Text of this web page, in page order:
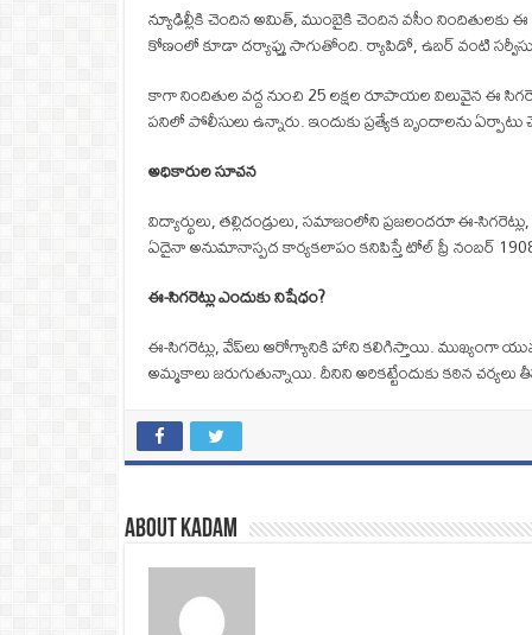
న్యూఢిల్లీకి చెందిన అమిత్, ముంబైకి చెందిన వసీం
కోణంలో కూడా దర్యాప్తు సాగుతోంది. ర్యాపిడో, ఉబర్ వంటి
కాగా నిందితుల వద్ద నుంచి 25 లక్షల రూపాయల విలువైన ఈ
పనిలో పోలీసులు ఉన్నారు. ఇందుకు ప్రత్యేక బృందాలను
అధికారుల సూచన
విద్యార్థులు, తల్లిదండ్రులు, సమాజంలోని ప్రజలందరూ ఈ-
ఏదైనా అనుమానాస్పద కార్యకలాపం కనిపిస్తే టోల్ ఫ్రీ నంబర్
ఈ-సిగరెట్లు ఎందుకు నిషేధం?
ఈ-సిగరెట్లు, వేప్‌లు ఆరోగ్యానికి హాని కలిగిస్తాయి. ముఖ్యంగా
అమ్మకాలు జరుగుతున్నాయి. దీనిని అరికట్టేందుకు కఠిన
About Kadam